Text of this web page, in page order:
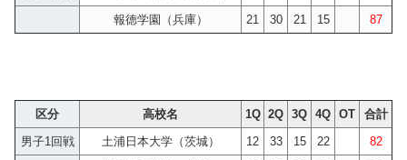
報徳学園（兵庫）
21 30 21 15 87
区分 高校名 1Q 2Q 3Q 4Q OT
合計
男子1回戦
土浦日本大学（茨城） 12 33 15 22
82